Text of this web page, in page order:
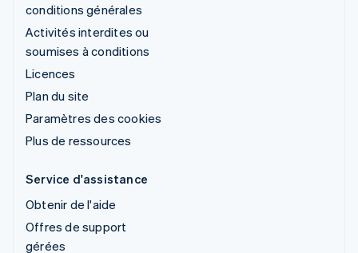
conditions générales
Activités interdites ou
soumises à conditions
Licences
Plan du site
Paramètres des cookies
Plus de ressources
Service d'assistance
Obtenir de l'aide
Offres de support
gérées